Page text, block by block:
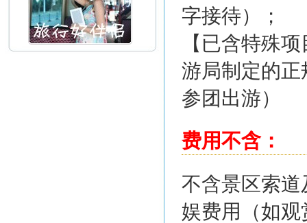
字接待）；
【已含特殊
游局制定的
参团出游）
费用不含：
不含景区索
娱费用（如